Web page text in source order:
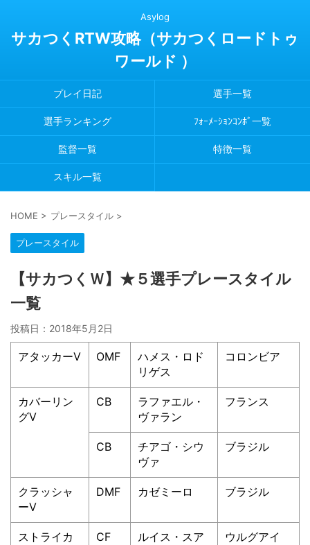
Asylog
サカつくRTW攻略（サカつくロードトゥ
ワールド ）
プレイ日記 選手一覧
選手ランキング ﾌｫｰﾒｰｼｮﾝｺﾝﾎﾞ一覧
監督一覧 特徴一覧
スキル一覧
HOME > プレースタイル >
プレースタイル
【サカつくＷ】★５選手プレースタイル
一覧
投稿日： 2018年5月2日
アタッカーⅤ OMF
ハメス・ロド
リゲス
コロンビア
カバーリン
グⅤ
CB
ラファエル・
ヴァラン
フランス
CB
チアゴ・シウ
ヴァ
ブラジル
クラッシャ
ーⅤ
DMF カゼミーロ ブラジル
ストライカ
CF
ルイス・スア
ウルグアイ